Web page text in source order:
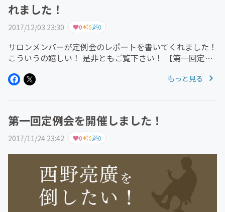
れました！
2017/12/03 23:30 0 0 0
サロンメンバーが定例会のレポートを書いてくれました！
こういうの嬉しい！ 是非ともご覧下さい！ 【第一回定例
サロン「倒したい！！西野亮廣を」の記念すべき第一回定
もっと見る
第一回定例会を開催しました！
2017/11/24 23:42 0 0 0